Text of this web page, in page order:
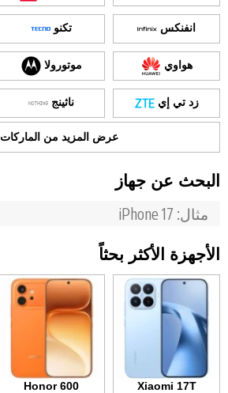
انفنكس تكنو
هواوي موتورولا
زد تي إي ناثينج
عرض المزيد من الماركات
البحث عن جهاز
الأجهزة الأكثر بحثاً
Xiaomi 17T
Honor 600